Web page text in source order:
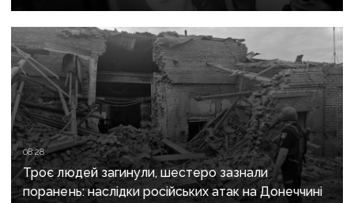
загиблого героя розповіла про рішення влади
08:28
Троє людей загинули, шестеро зазнали
поранень: наслідки російських атак на Донеччині